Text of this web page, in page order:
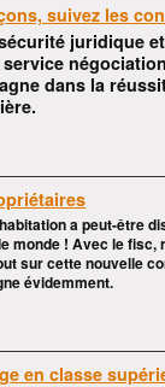
suivez les
juridique
dans la
a peut-être
monde ! Avec le fisc,
sur cette nouvelle
évidemment.
en classe